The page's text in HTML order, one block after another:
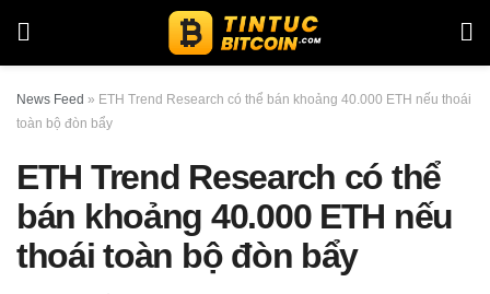
News Feed » ETH Trend Research có thể bán khoảng 40.000 ETH nếu thoái
toàn bộ đòn bẩy
ETH Trend Research có thể
bán khoảng 40.000 ETH nếu
thoái toàn bộ đòn bẩy